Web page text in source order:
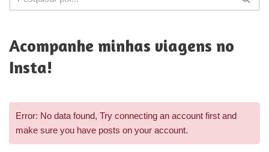
Acompanhe minhas viagens no
Insta!
Error: No data found, Try connecting an account first and
make sure you have posts on your account.